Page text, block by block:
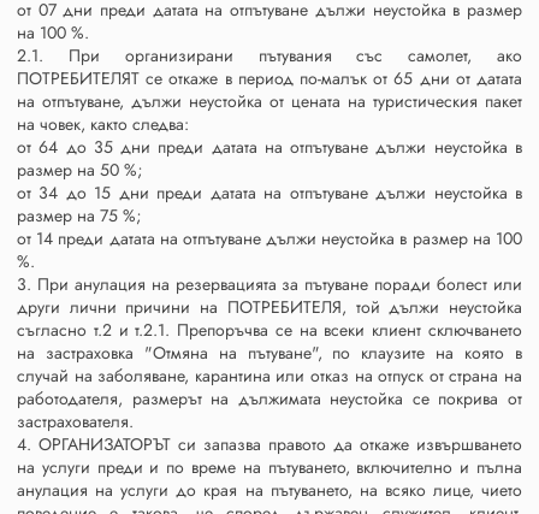
от 07 дни преди датата на отпътуване дължи неустойка в размер
на 100 %.
2.1. При организирани пътувания със самолет, ако
ПОТРЕБИТЕЛЯТ се откаже в период по-малък от 65 дни от датата
на отпътуване, дължи неустойка от цената на туристическия пакет
на човек, както следва:
от 64 до 35 дни преди датата на отпътуване дължи неустойка в
размер на 50 %;
от 34 до 15 дни преди датата на отпътуване дължи неустойка в
размер на 75 %;
от 14 преди датата на отпътуване дължи неустойка в размер на 100
%.
3. При анулация на резервацията за пътуване поради болест или
други лични причини на ПОТРЕБИТЕЛЯ, той дължи неустойка
съгласно т.2 и т.2.1. Препоръчва се на всеки клиент сключването
на застраховка "Отмяна на пътуване", по клаузите на която в
случай на заболяване, карантина или отказ на отпуск от страна на
работодателя, размерът на дължимата неустойка се покрива от
застрахователя.
4. ОРГАНИЗАТОРЪТ си запазва правото да откаже извършването
на услуги преди и по време на пътуването, включително и пълна
анулация на услуги до края на пътуването, на всяко лице, чието